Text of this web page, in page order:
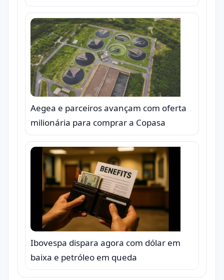
Aegea e parceiros avançam com oferta
milionária para comprar a Copasa
Ibovespa dispara agora com dólar em
baixa e petróleo em queda